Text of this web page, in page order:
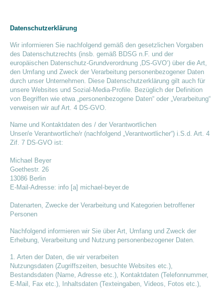
Datenschutzerklärung
Wir informieren Sie nachfolgend gemäß den gesetzlichen Vorgaben
des Datenschutzrechts (insb. gemäß BDSG n.F. und der
europäischen Datenschutz-Grundverordnung ‚DS-GVO‘) über die Art,
den Umfang und Zweck der Verarbeitung personenbezogener Daten
durch unser Unternehmen. Diese Datenschutzerklärung gilt auch für
unsere Websites und Sozial-Media-Profile. Bezüglich der Definition
von Begriffen wie etwa „personenbezogene Daten“ oder „Verarbeitung“
verweisen wir auf Art. 4 DS-GVO.
Name und Kontaktdaten des / der Verantwortlichen
Unser/e Verantwortliche/r (nachfolgend „Verantwortlicher“) i.S.d. Art. 4
Zif. 7 DS-GVO ist:
Michael Beyer
Goethestr. 26
13086 Berlin
E-Mail-Adresse: info [a] michael-beyer.de
Datenarten, Zwecke der Verarbeitung und Kategorien betroffener
Personen
Nachfolgend informieren wir Sie über Art, Umfang und Zweck der
Erhebung, Verarbeitung und Nutzung personenbezogener Daten.
1. Arten der Daten, die wir verarbeiten
Nutzungsdaten (Zugriffszeiten, besuchte Websites etc.),
Bestandsdaten (Name, Adresse etc.), Kontaktdaten (Telefonnummer,
E-Mail, Fax etc.), Inhaltsdaten (Texteingaben, Videos, Fotos etc.),